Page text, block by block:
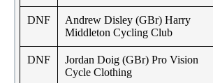
DNF
Andrew Disley (GBr) Harry
Middleton Cycling Club
DNF
Jordan Doig (GBr) Pro Vision
Cycle Clothing